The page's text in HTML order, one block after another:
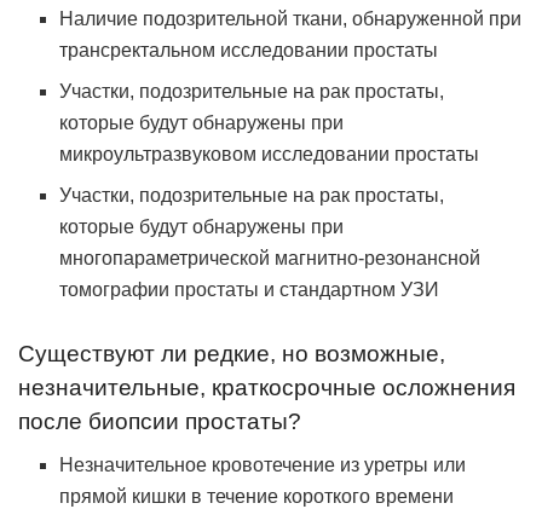
Наличие подозрительной ткани, обнаруженной при
трансректальном исследовании простаты
Участки, подозрительные на рак простаты,
которые будут обнаружены при
микроультразвуковом исследовании простаты
Участки, подозрительные на рак простаты,
которые будут обнаружены при
многопараметрической магнитно-резонансной
томографии простаты и стандартном УЗИ
Существуют ли редкие, но возможные,
незначительные, краткосрочные осложнения
после биопсии простаты?
Незначительное кровотечение из уретры или
прямой кишки в течение короткого времени